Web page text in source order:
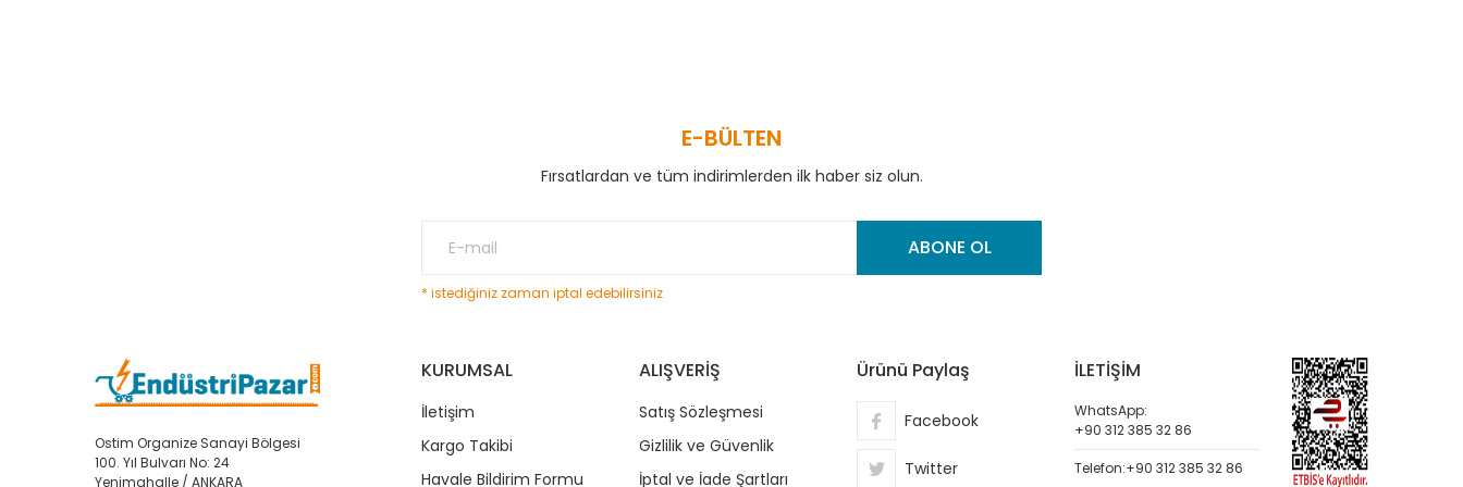
E-BÜLTEN
Fırsatlardan ve tüm indirimlerden ilk haber siz olun.
ABONE OL
* istediğiniz zaman iptal edebilirsiniz
Ostim Organize Sanayi Bölgesi
100. Yıl Bulvarı No: 24
Yenimahalle / ANKARA
KURUMSAL
İletişim
Kargo Takibi
Havale Bildirim Formu
ALIŞVERİŞ
Satış Sözleşmesi
Gizlilik ve Güvenlik
İptal ve İade Şartları
Ürünü Paylaş
Facebook
Twitter
İLETİŞİM
WhatsApp:
+90 312 385 32 86
Telefon:+90 312 385 32 86